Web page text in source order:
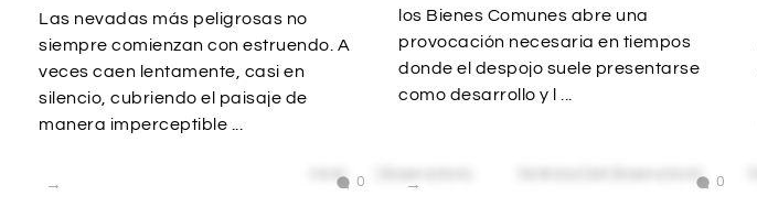
Las nevadas más peligrosas no
siempre comienzan con estruendo. A
veces caen lentamente, casi en
silencio, cubriendo el paisaje de
manera imperceptible ...
0
los Bienes Comunes abre una
provocación necesaria en tiempos
donde el despojo suele presentarse
como desarrollo y l ...
0